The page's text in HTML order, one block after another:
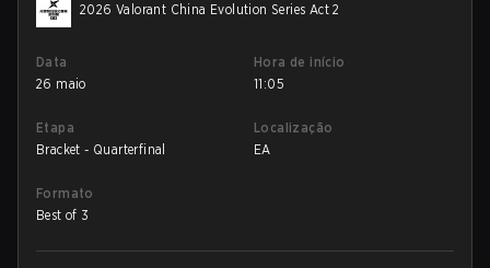
2026 Valorant China Evolution Series Act 2
Data
26 maio
Hora de início
11:05
Etapa
Bracket - Quarterfinal
Localização
EA
Formato
Best of 3